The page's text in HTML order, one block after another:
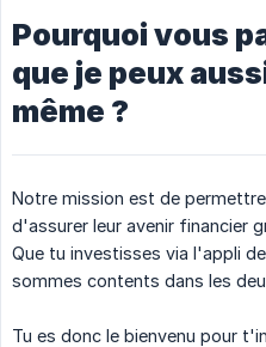
Pourquoi vous
que je peux
même ?
Notre mission est de
d'assurer leur avenir financier
Que tu investisses via l'appli
sommes contents dans les
Tu es donc le bienvenu pour